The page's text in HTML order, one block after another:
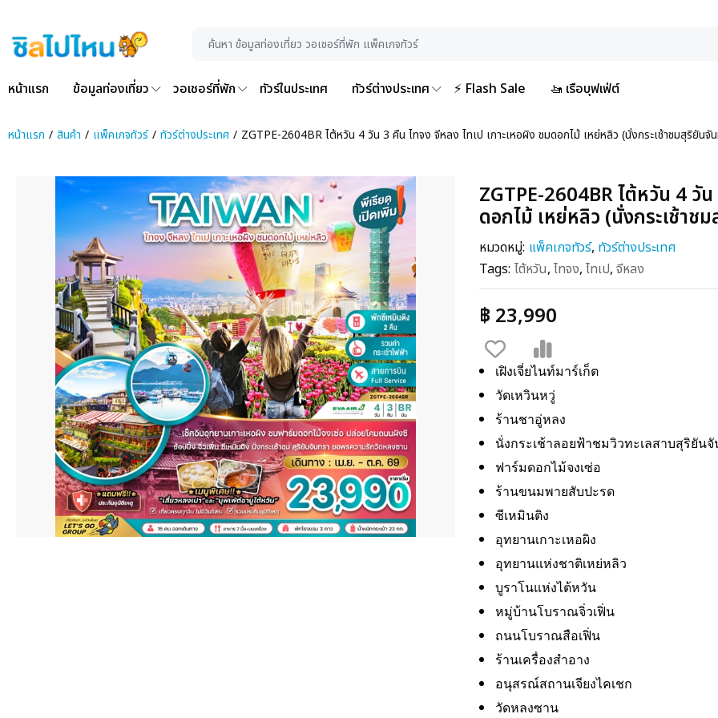
หน้าแรก ข้อมูลท่องเที่ยว วอเชอร์ที่พัก ทัวร์ในประเทศ ทัวร์ต่างประเทศ ⚡ Flash Sale 🚤 เรือบุฟเฟ่ต์
หน้าแรก สินค้า แพ็คเกจทัวร์ ทัวร์ต่างประเทศ ZGTPE-2604BR ไต้หวัน 4 วัน 3 คืน ไทจง จีหลง ไทเป เกาะเหอผิง ชมดอกไม้ เหย่หลิว (นั่งกระเช้าชมสุริยันจั
ZGTPE-2604BR ไต้หวัน 4 วั
ดอกไม้ เหย่หลิว (นั่งกระเช้าช
หมวดหมู่: แพ็คเกจทัวร์, ทัวร์ต่างประเทศ
Tags: ไต้หวัน, ไทจง, ไทเป, จีหลง
฿ 23,990
เฝิงเจี่ยไนท์มาร์เก็ต
วัดเหวินหวู่
ร้านชาอู่หลง
นั่งกระเช้าลอยฟ้าชมวิวทะเลสาบสุริยันจั
ฟาร์มดอกไม้จงเซ่อ
ร้านขนมพายสับปะรด
ซีเหมินติง
อุทยานเกาะเหอผิง
อุทยานแห่งชาติเหย่หลิว
บูราโนแห่งไต้หวัน
หมู่บ้านโบราณจิ่วเฟิ่น
ถนนโบราณสือเฟิ่น
ร้านเครื่องสําอาง
อนุสรณ์สถานเจียงไคเชก
วัดหลงซาน